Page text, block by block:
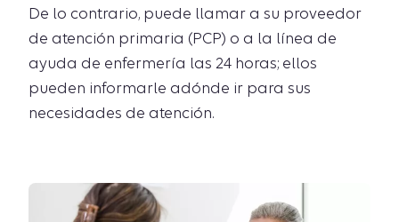
De lo contrario, puede llamar a su proveedor
de atención primaria (PCP) o a la línea de
ayuda de enfermería las 24 horas; ellos
pueden informarle adónde ir para sus
necesidades de atención.